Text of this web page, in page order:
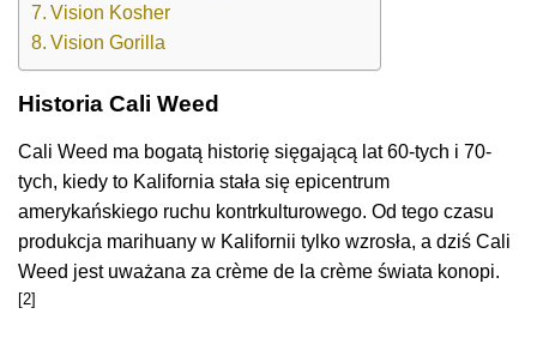
Vision Kosher
Vision Gorilla
Historia Cali Weed
Cali Weed ma bogatą historię sięgającą lat 60-tych i 70-
tych, kiedy to Kalifornia stała się epicentrum
amerykańskiego ruchu kontrkulturowego. Od tego czasu
produkcja marihuany w Kalifornii tylko wzrosła, a dziś Cali
Weed jest uważana za crème de la crème świata konopi.
[2]